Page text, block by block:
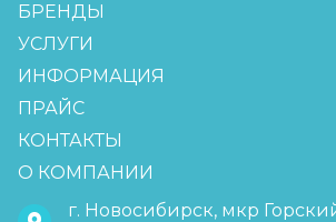
БРЕНДЫ
УСЛУГИ
ИНФОРМАЦИЯ
ПРАЙС
КОНТАКТЫ
О КОМПАНИИ
г. Новосибирск, мкр